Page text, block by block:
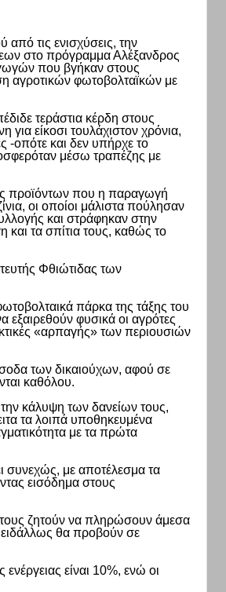
τις ενισχύσεις, την
στο πρόγραμμα Αλέξανδρος
που βγήκαν στους
αγροτικών φωτοβολταϊκών με
τεράστια κέρδη στους
είκοσι τουλάχιστον χρόνια,
-οπότε και δεν υπήρχε το
μέσω τραπέζης με
προϊόντων που η παραγωγή
οι οποίοι μάλιστα πούλησαν
και στράφηκαν στην
τα σπίτια τους, καθώς το
Φθιώτιδας των
πάρκα της τάξης του
φυσικά οι αγρότες
«αρπαγής» των περιουσιών
των δικαιούχων, αφού σε
καθόλου.
κάλυψη των δανείων τους,
τα λοιπά υποθηκευμένα
με τα πρώτα
συνεχώς, με αποτέλεσμα τα
εισόδημα στους
τους ζητούν να πληρώσουν άμεσα
θα προβούν σε
είναι 10%, ενώ οι